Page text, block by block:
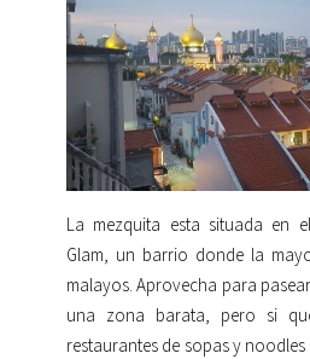
La mezquita esta situada en
Glam, un barrio donde la
malayos. Aprovecha para
una zona barata, pero si
restaurantes de sopas y